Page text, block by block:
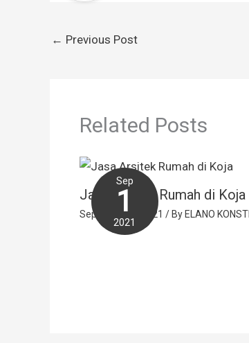
← Previous Post
Related Posts
Sep
1
2021
Jasa Arsitek Rumah di Koja
September 1, 2021 / By ELANO